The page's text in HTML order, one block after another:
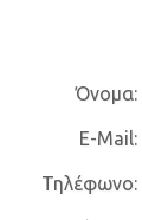
Όνομα:
E-Mail:
Τηλέφωνο: